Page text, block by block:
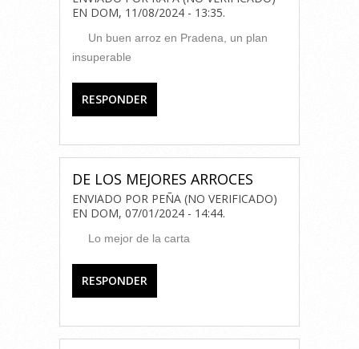
EN DOM, 11/08/2024 - 13:35.
Un buen arroz en Pradena, un plan
insuperable
RESPONDER
DE LOS MEJORES ARROCES
ENVIADO POR PEÑA (NO VERIFICADO)
EN DOM, 07/01/2024 - 14:44.
Lo mejor de la carta
RESPONDER